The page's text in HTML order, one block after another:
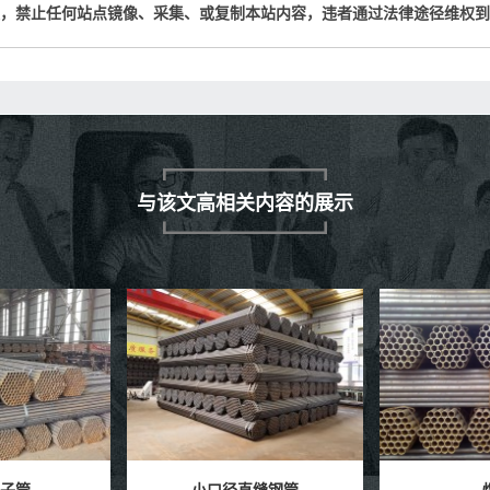
禁止任何站点镜像、采集、或复制本站内容，违者通过法律途径维权
与该文高相关内容的展示